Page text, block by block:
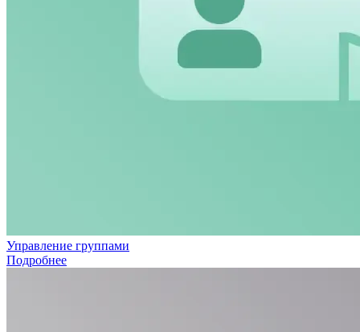
Управление группами
Подробнее